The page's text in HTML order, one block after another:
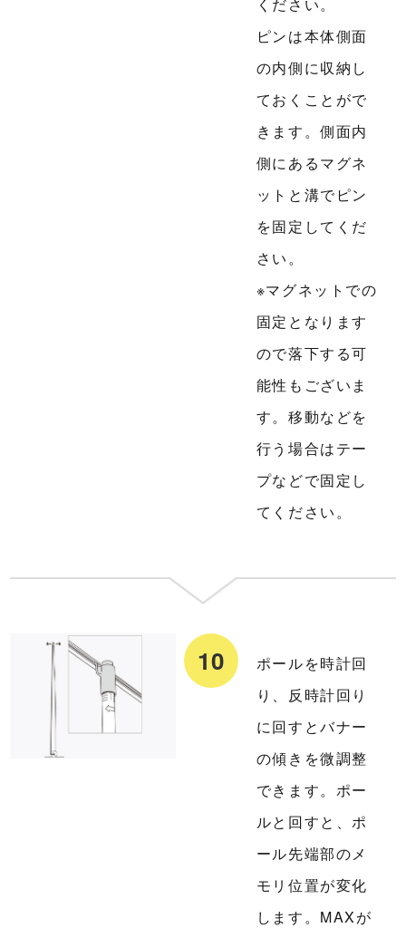
ピンは本体側面
の内側に収納し
ておくことがで
きます。側面内
側にあるマグネ
ットと溝でピン
を固定してくだ
さい。
※マグネットでの
固定となります
ので落下する可
能性もございま
す。移動などを
行う場合はテー
プなどで固定し
てください。
ポールを時計回
り、反時計回り
に回すとバナー
の傾きを微調整
できます。ポー
ルと回すと、ポ
ール先端部のメ
モリ位置が変化
します。MAXが